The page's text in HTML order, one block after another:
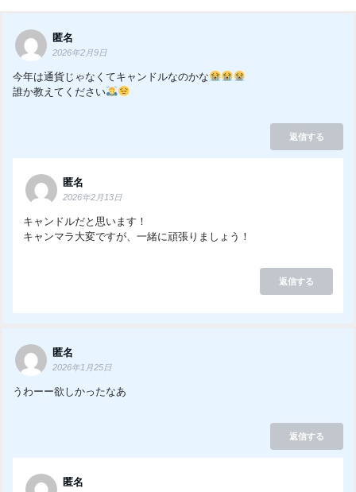
匿名
2026年2月9日
今年は通貨じゃなくてキャンドルなのかな
誰か教えてください
返信する
匿名
2026年2月13日
キャンドルだと思います！
キャンマラ大変ですが、一緒に頑張りましょう！
返信する
匿名
2026年1月25日
うわーー欲しかったなあ
返信する
匿名